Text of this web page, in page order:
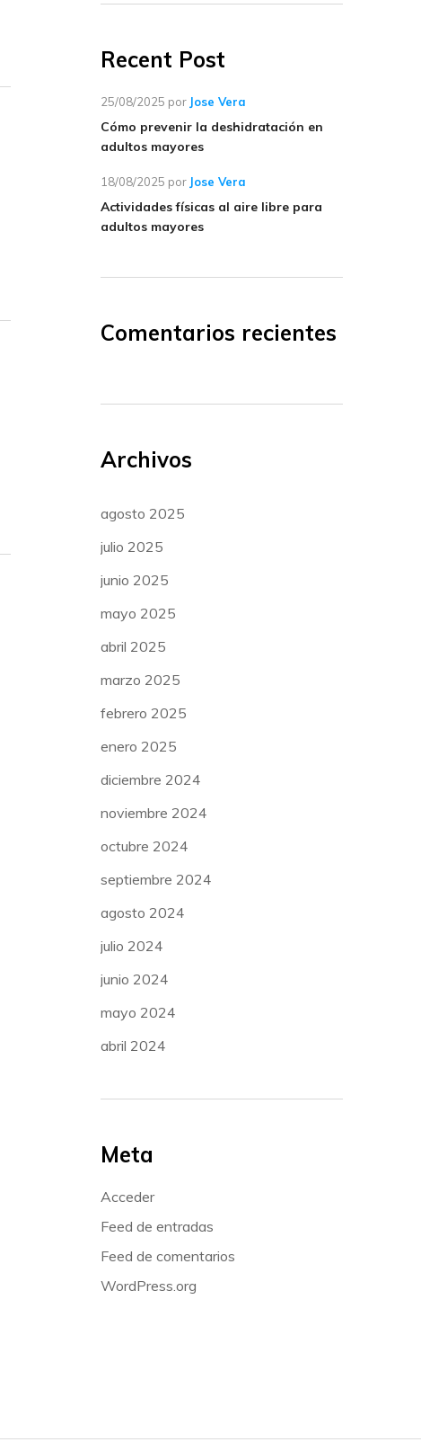
Recent Post
25/08/2025 por Jose Vera
Cómo prevenir la deshidratación en
adultos mayores
18/08/2025 por Jose Vera
Actividades físicas al aire libre para
adultos mayores
Comentarios recientes
Archivos
agosto 2025
julio 2025
junio 2025
mayo 2025
abril 2025
marzo 2025
febrero 2025
enero 2025
diciembre 2024
noviembre 2024
octubre 2024
septiembre 2024
agosto 2024
julio 2024
junio 2024
mayo 2024
abril 2024
Meta
Acceder
Feed de entradas
Feed de comentarios
WordPress.org